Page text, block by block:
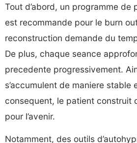
Tout d’abord, un programme de
est recommande pour le burn
reconstruction demande du
De plus, chaque seance
precedente progressivement.
s’accumulent de maniere stable
consequent, le patient construit
pour l’avenir.
Notamment, des outils